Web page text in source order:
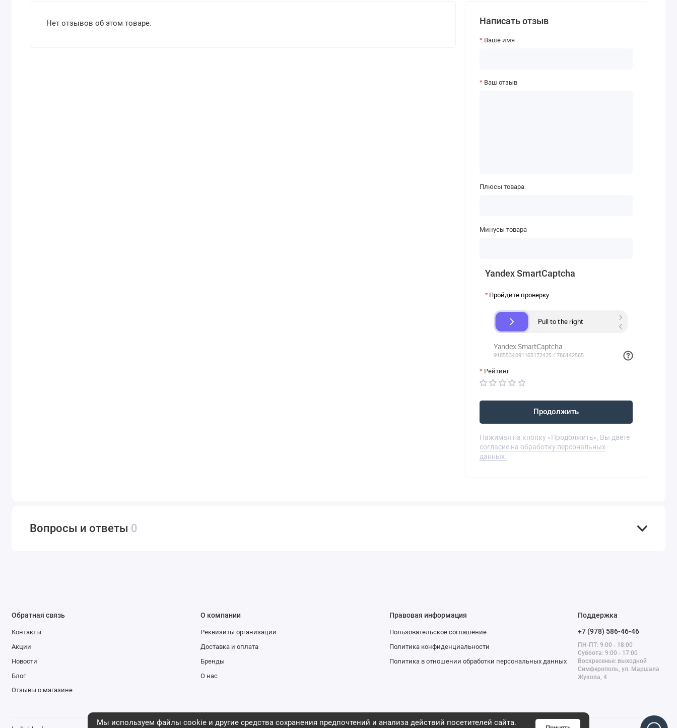
Нет отзывов об этом товаре. Написать отзыв
Ваше имя
Ваш отзыв
Плюсы товара
Минусы товара
Yandex SmartCaptcha
Пройдите проверку
Рейтинг
Продолжить
Нажимая на кнопку «Продолжить», Вы даете
согласие на обработку персональных
данных.
Вопросы и ответы 0
Мы используем файлы cookie и другие средства сохранения предпочтений и анализа действий посетителей сайта.
Обратная связь
Контакты
Акции
Новости
Блог
Отзывы о магазине
О компании
Реквизиты организации
Доставка и оплата
Бренды
О нас
Правовая информация
Пользовательское соглашение
Политика конфиденциальности
Политика в отношении обработки персональных данных
Поддержка
+7 (978) 586-46-46
ПН-ПТ: 9:00 - 18:00
Суббота: 9:00 - 17:00
Воскресенье: выходной
Симферополь, ул. Маршала
Жукова, 4